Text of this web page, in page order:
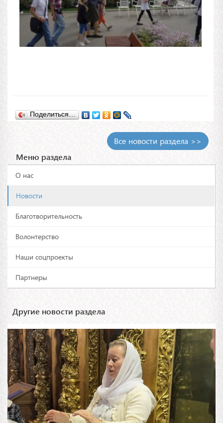
Поделиться…
Все новости раздела >>
Меню раздела
О нас
Новости
Благотворительность
Волонтерство
Наши соцпроекты
Партнеры
Другие новости раздела